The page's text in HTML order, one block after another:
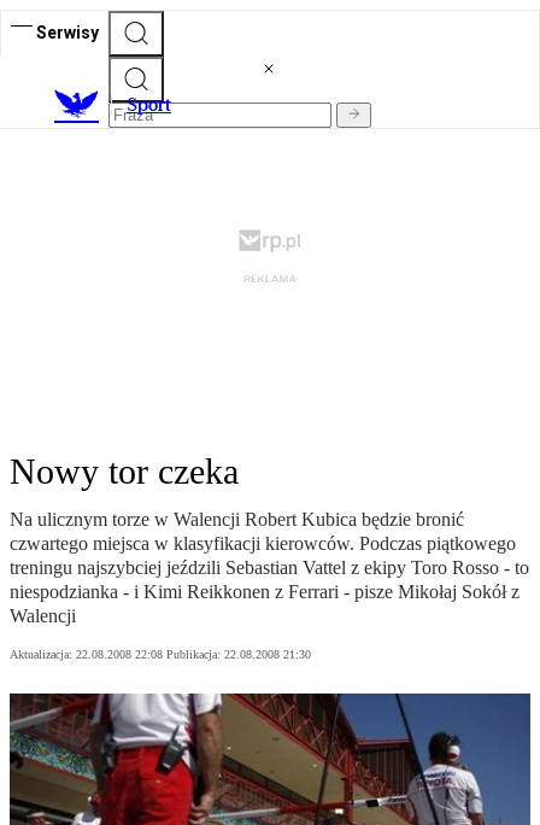
Serwisy
Sport
Nowy tor czeka
Na ulicznym torze w Walencji Robert Kubica będzie bronić
czwartego miejsca w klasyfikacji kierowców. Podczas piątkowego
treningu najszybciej jeździli Sebastian Vattel z ekipy Toro Rosso - to
niespodzianka - i Kimi Reikkonen z Ferrari - pisze Mikołaj Sokół z
Walencji
Aktualizacja: 22.08.2008 22:08 Publikacja: 22.08.2008 21:30